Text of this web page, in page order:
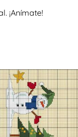
¡Anímate!